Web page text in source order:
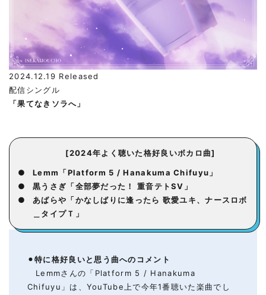
2024.12.19 Released
配信シングル
「果てなきソラへ」
[2024年よく聴いた格好良いボカロ曲]
●
Lemm「Platform 5 / Hanakuma Chifuyu」
●
黒うさぎ「全部夢だった！
重音テトSV」
●
あばらや「かなしばりに逢ったら 歌愛ユキ、ナースロボ
＿タイプＴ」
⚫︎特に格好良いと思う 曲へのコメント
Lemmさんの「Platform 5 / Hanakuma
Chifuyu」は、YouTube上で今年1番聴いた楽曲でし